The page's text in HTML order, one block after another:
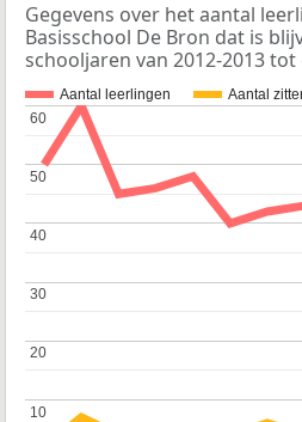
Gegevens over het aantal
Basisschool De Bron dat is
schooljaren van 2012-2013 tot
Aantal leerlingen Aantal
10
10
20
20
30
30
40
40
50
50
60
60